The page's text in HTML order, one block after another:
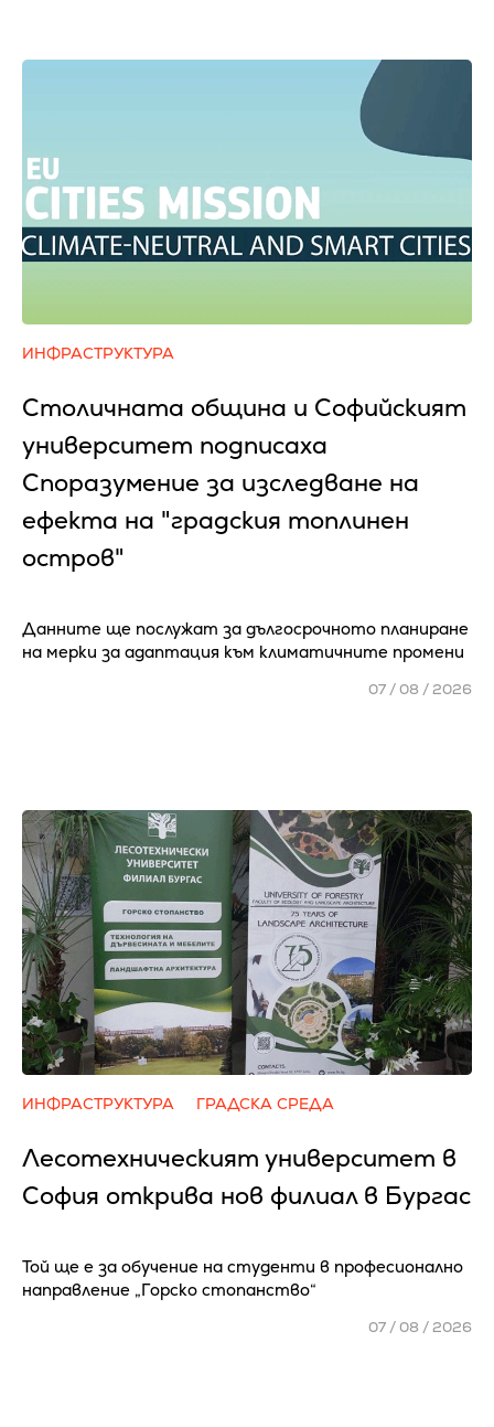
ИНФРАСТРУКТУРА
Столичната община и Софийският
университет подписаха
Споразумение за изследване на
ефекта на "градския топлинен
остров"
Данните ще послужат за дългосрочното планиране
на мерки за адаптация към климатичните промени
07 / 08 / 2026
ИНФРАСТРУКТУРА ГРАДСКА СРЕДА
Лесотехническият университет в
София открива нов филиал в Бургас
Той ще е за обучение на студенти в професионално
направление „Горско стопанство“
07 / 08 / 2026